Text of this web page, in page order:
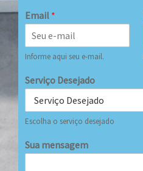
Email *
Informe aqui seu e-mail.
Serviço Desejado
Escolha o serviço desejado
Sua mensagem